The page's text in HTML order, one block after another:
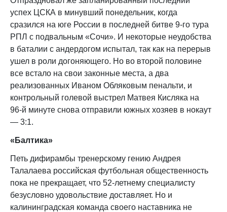
успех ЦСКА в минувший понедельник, когда
сразился на юге России в последней битве 9-го тура
РПЛ с подвальным «Сочи». И некоторые неудобства
в баталии с андердогом испытал, так как на перерыв
ушел в роли догоняющего. Но во второй половине
все встало на свои законные места, а два
реализованных Иваном Обляковым пенальти, и
контрольный голевой выстрел Матвея Кисляка на
96-й минуте снова отправили южных хозяев в нокаут
— 3:1.
«Балтика»
Петь дифирамбы тренерскому гению Андрея
Талалаева российская футбольная общественность
пока не прекращает, что 52-летнему специалисту
безусловно удовольствие доставляет. Но и
калининградская команда своего наставника не